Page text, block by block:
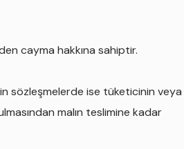
cayma hakkına sahiptir.
sözleşmelerde ise tüketicinin veya
malın teslimine kadar